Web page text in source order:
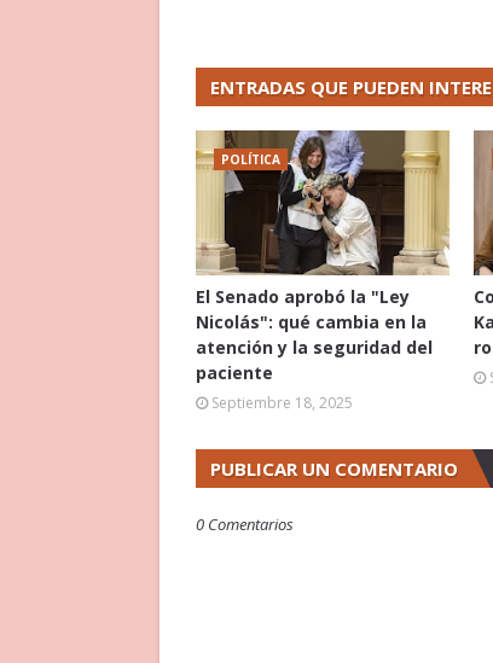
ENTRADAS QUE PUEDEN
POLÍTICA
El Senado aprobó la "Ley
Nicolás": qué cambia en la
atención y la seguridad del
paciente
Septiembre 18, 2025
PUBLICAR UN COMENTARIO
0 Comentarios